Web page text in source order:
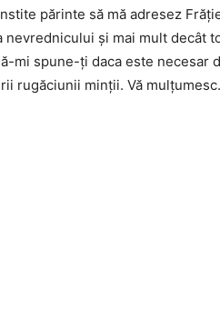
părinte să mă adresez
şi mai mult decât
mi spune-ţi daca este necesar
rugăciunii minţii. Vă mulţumesc.